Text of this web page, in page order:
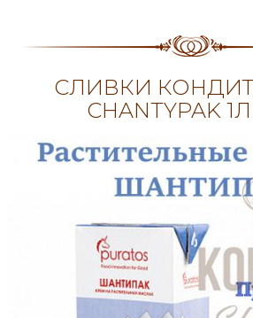
СЛИВКИ
CHANTYPAK